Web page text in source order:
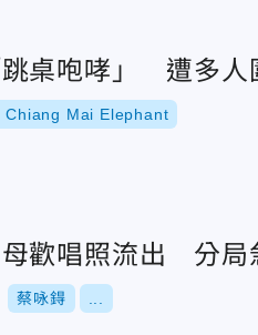
桌咆哮」 遭多人
Chiang Mai Elephant
歡唱照流出 分局
蔡咏鍀